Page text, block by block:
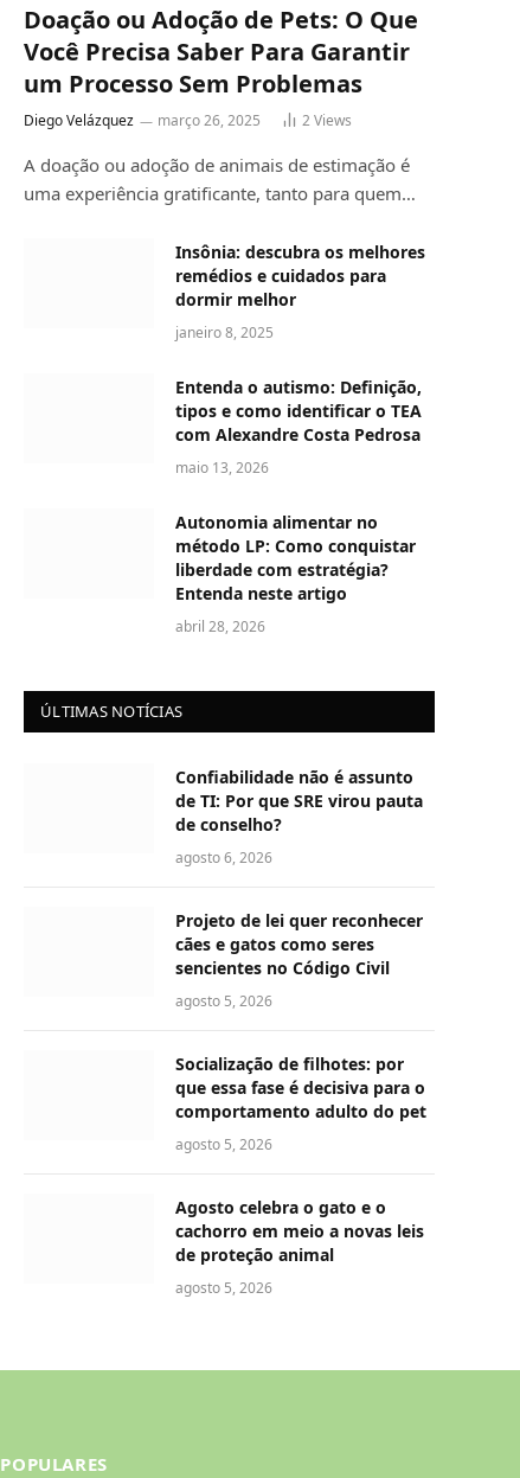
Doação ou Adoção de Pets: O Que
Você Precisa Saber Para Garantir
um Processo Sem Problemas
Diego Velázquez março 26, 2025 2Views
A doação ou adoção de animais de estimação é
uma experiência gratificante, tanto para quem…
Insônia: descubra os melhores
remédios e cuidados para
dormir melhor
janeiro 8, 2025
Entenda o autismo: Definição,
tipos e como identificar o TEA
com Alexandre Costa Pedrosa
maio 13, 2026
Autonomia alimentar no
método LP: Como conquistar
liberdade com estratégia?
Entenda neste artigo
abril 28, 2026
ÚLTIMAS NOTÍCIAS
Confiabilidade não é assunto
de TI: Por que SRE virou pauta
de conselho?
agosto 6, 2026
Projeto de lei quer reconhecer
cães e gatos como seres
sencientes no Código Civil
agosto 5, 2026
Socialização de filhotes: por
que essa fase é decisiva para o
comportamento adulto do pet
agosto 5, 2026
Agosto celebra o gato e o
cachorro em meio a novas leis
de proteção animal
agosto 5, 2026
POPULARES